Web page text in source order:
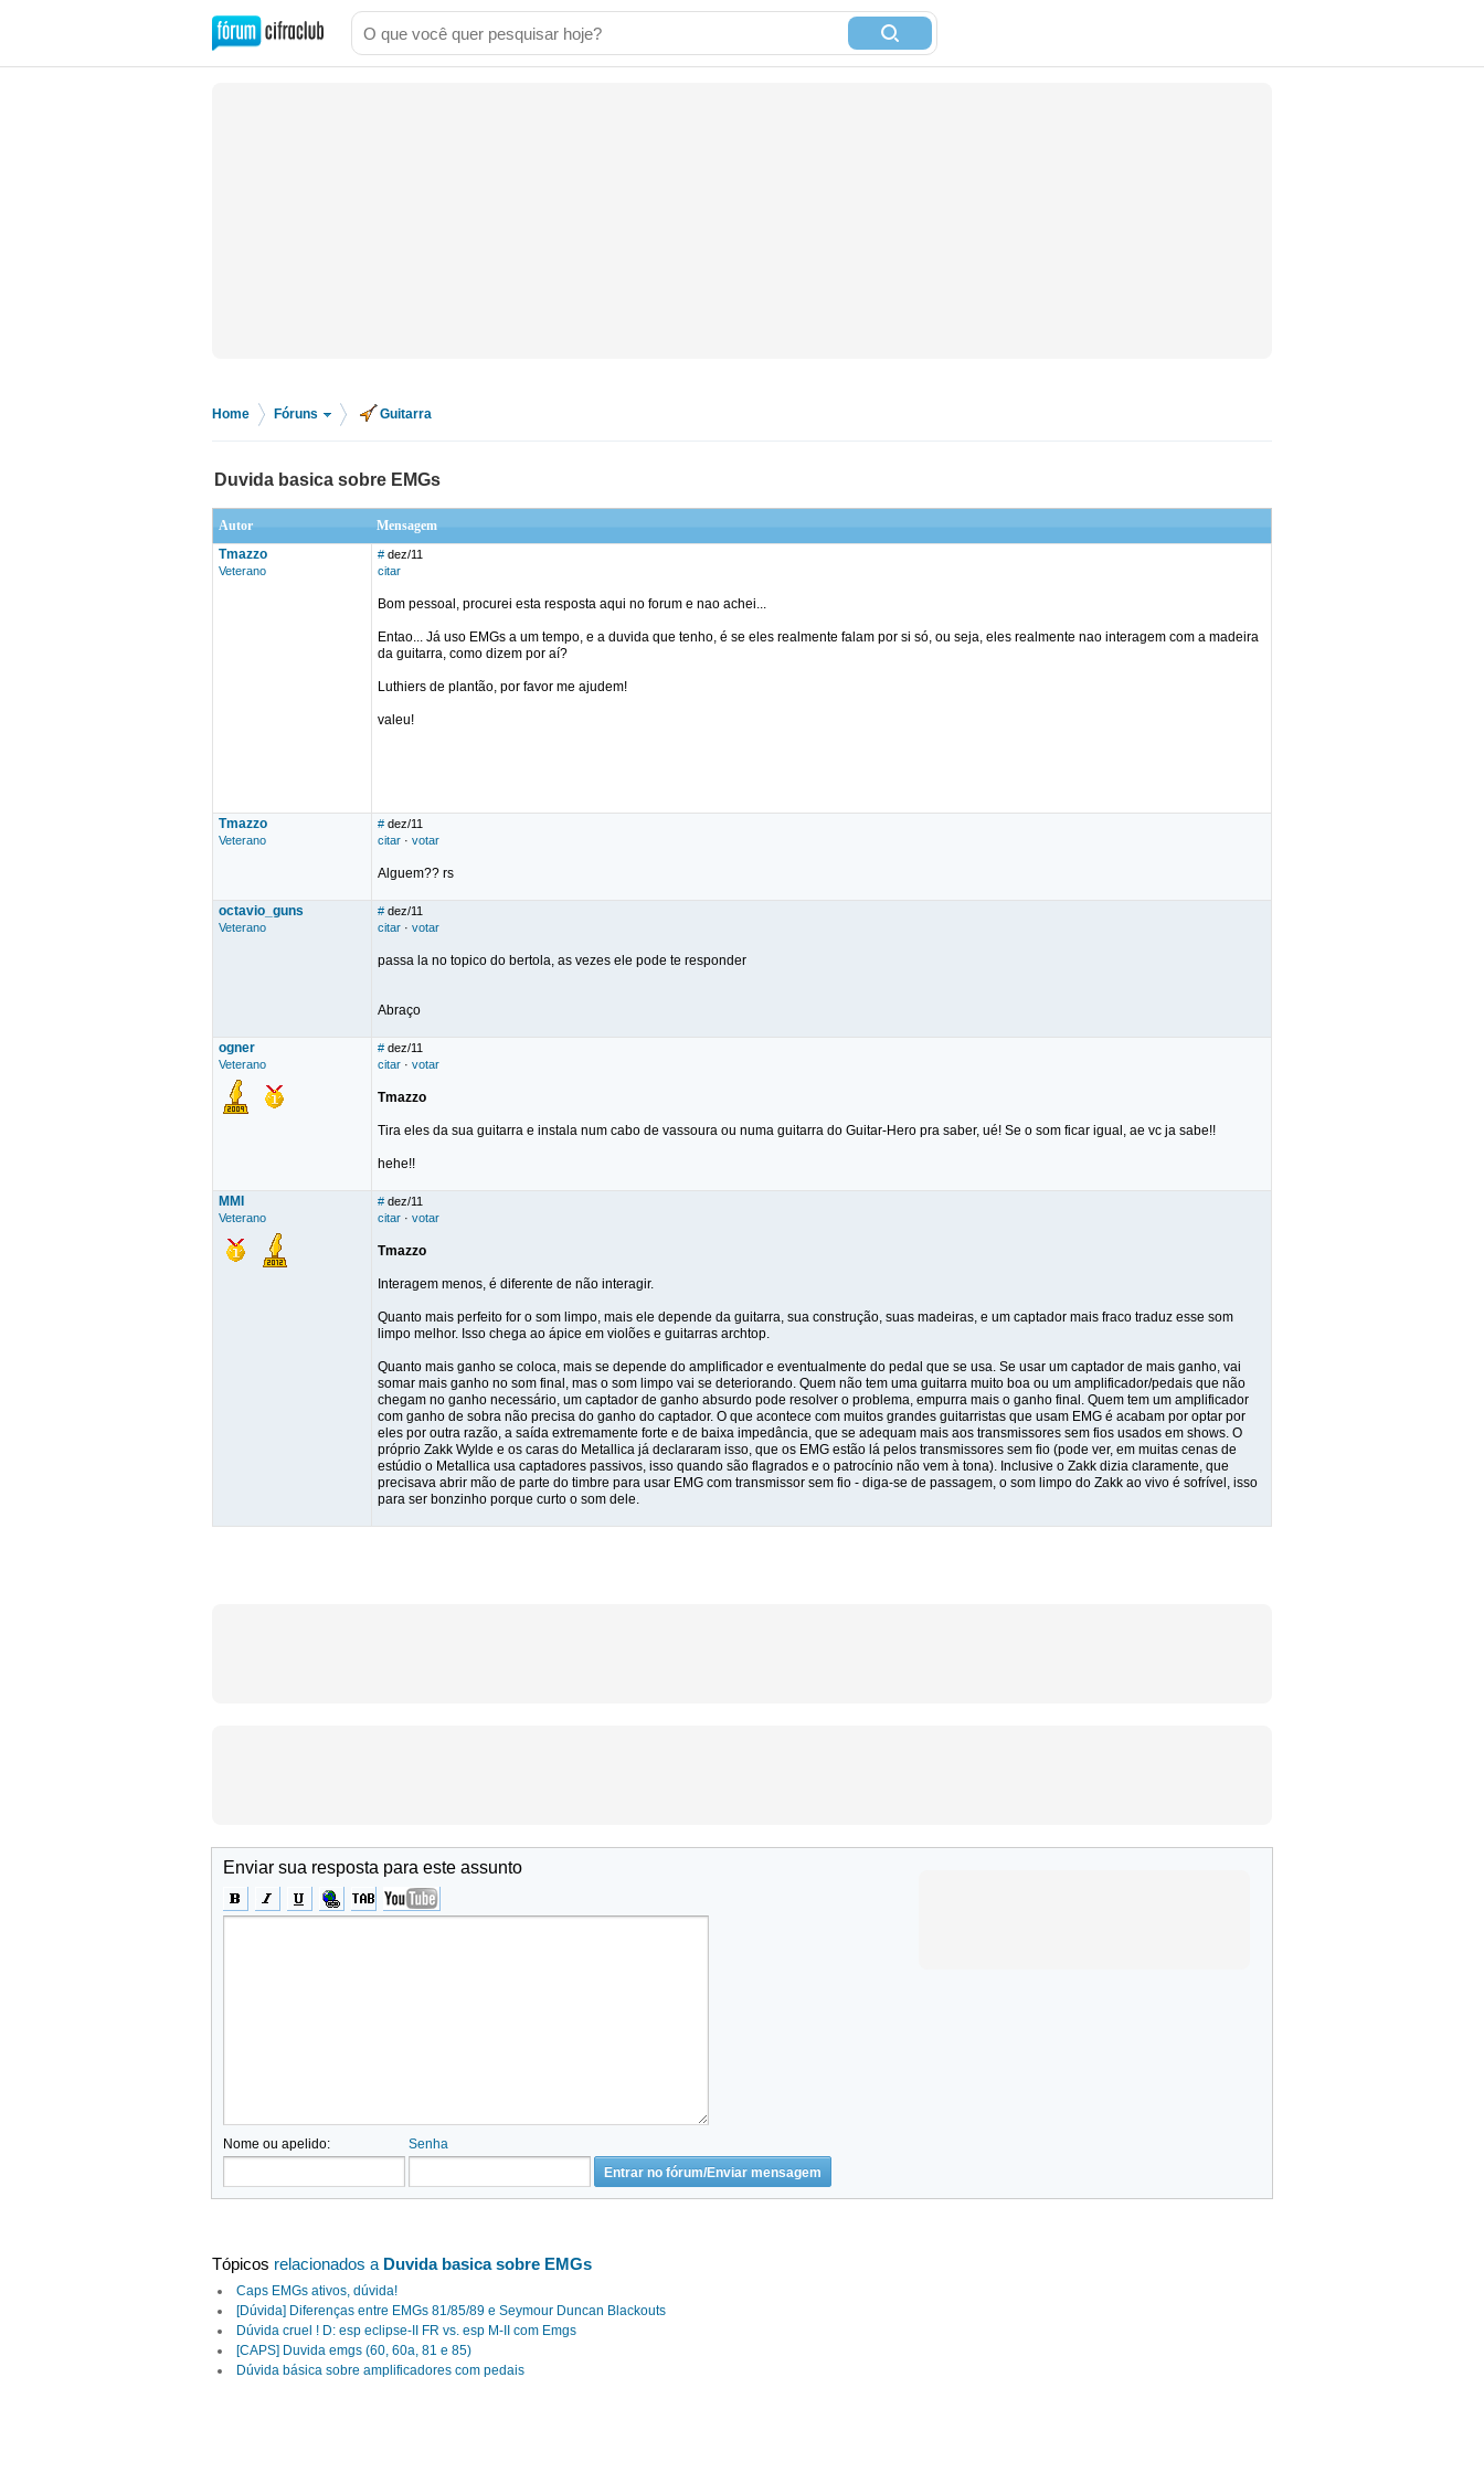
Home Fóruns Guitarra
Duvida basica sobre EMGs
Autor
Mensagem
Tmazzo
Veterano
# dez/11
citar
Bom pessoal, procurei esta resposta aqui no forum e nao achei...
Entao... Já uso EMGs a um tempo, e a duvida que tenho, é se eles realmente falam por si só, ou seja, eles realmente nao interagem com a madeira
da guitarra, como dizem por aí?
Luthiers de plantão, por favor me ajudem!
valeu!
Tmazzo
Veterano
# dez/11
citar · votar
Alguem?? rs
octavio_guns
Veterano
# dez/11
citar · votar
passa la no topico do bertola, as vezes ele pode te responder
Abraço
ogner
Veterano
# dez/11
citar · votar
Tmazzo
Tira eles da sua guitarra e instala num cabo de vassoura ou numa guitarra do Guitar-Hero pra saber, ué! Se o som ficar igual, ae vc ja sabe!!
hehe!!
MMI
Veterano
# dez/11
citar · votar
Tmazzo
Interagem menos, é diferente de não interagir.
Quanto mais perfeito for o som limpo, mais ele depende da guitarra, sua construção, suas madeiras, e um captador mais fraco traduz esse som
limpo melhor. Isso chega ao ápice em violões e guitarras archtop.
Quanto mais ganho se coloca, mais se depende do amplificador e eventualmente do pedal que se usa. Se usar um captador de mais ganho, vai
somar mais ganho no som final, mas o som limpo vai se deteriorando. Quem não tem uma guitarra muito boa ou um amplificador/pedais que não
chegam no ganho necessário, um captador de ganho absurdo pode resolver o problema, empurra mais o ganho final. Quem tem um amplificador
com ganho de sobra não precisa do ganho do captador. O que acontece com muitos grandes guitarristas que usam EMG é acabam por optar por
eles por outra razão, a saída extremamente forte e de baixa impedância, que se adequam mais aos transmissores sem fios usados em shows. O
próprio Zakk Wylde e os caras do Metallica já declararam isso, que os EMG estão lá pelos transmissores sem fio (pode ver, em muitas cenas de
estúdio o Metallica usa captadores passivos, isso quando são flagrados e o patrocínio não vem à tona). Inclusive o Zakk dizia claramente, que
precisava abrir mão de parte do timbre para usar EMG com transmissor sem fio - diga-se de passagem, o som limpo do Zakk ao vivo é sofrível, isso
para ser bonzinho porque curto o som dele.
Enviar sua resposta para este assunto
Nome ou apelido: Senha
Tópicos relacionados a Duvida basica sobre EMGs
Caps EMGs ativos, dúvida!
[Dúvida] Diferenças entre EMGs 81/85/89 e Seymour Duncan Blackouts
Dúvida cruel ! D: esp eclipse-II FR vs. esp M-II com Emgs
[CAPS] Duvida emgs (60, 60a, 81 e 85)
Dúvida básica sobre amplificadores com pedais